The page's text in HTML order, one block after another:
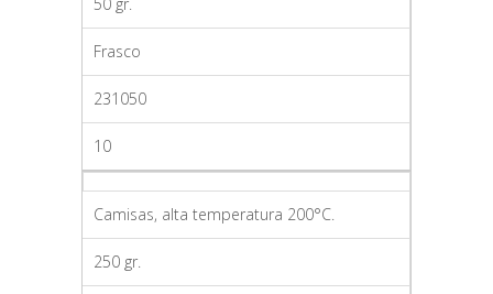
50 gr.
Frasco
231050
10
Camisas, alta temperatura 200°C.
250 gr.